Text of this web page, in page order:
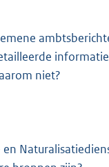
niet?